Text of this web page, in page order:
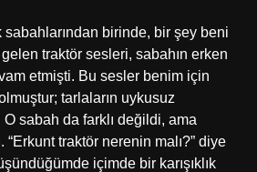
sabahlarından birinde, bir şey beni
gelen traktör sesleri, sabahın erken
etmişti. Bu sesler benim için
tarlaların uykusuz
sabah da farklı değildi, ama
“Erkunt traktör nerenin malı?” diye
içimde bir karışıklık